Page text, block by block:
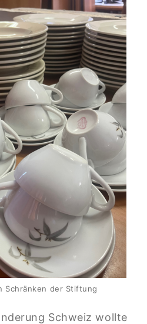
Schränken der Stiftung
Schweiz wollte